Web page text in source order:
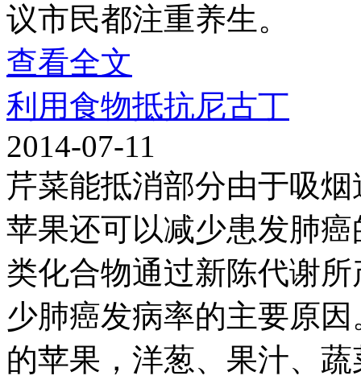
议市民都注重养生。
查看全文
利用食物抵抗尼古丁
2014-07-11
芹菜能抵消部分由于吸
苹果还可以减少患发肺
类化合物通过新陈代谢
少肺癌发病率的主要原
的苹果，洋葱、果汁、